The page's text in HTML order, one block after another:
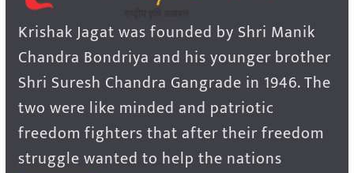
Krishak Jagat was founded by Shri Manik
Chandra Bondriya and his younger brother
Shri Suresh Chandra Gangrade in 1946. The
two were like minded and patriotic
freedom fighters that after their freedom
struggle wanted to help the nations